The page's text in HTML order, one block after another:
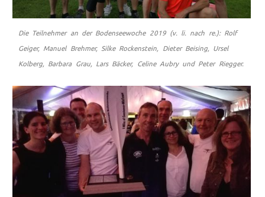
Die Teilnehmer an der Bodenseewoche 2019 (v. li. nach re.): Rolf
Geiger, Manuel Brehmer, Silke Rockenstein, Dieter Beising, Ursel
Kolberg, Barbara Grau, Lars Bäcker, Celine Aubry und Peter Riegger.